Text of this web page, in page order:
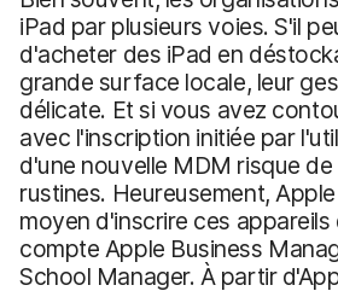
iPad par plusieurs voies. S'il
d'acheter des iPad en
grande surface locale, leur
délicate. Et si vous avez
avec l'inscription initiée par
d'une nouvelle MDM risque
rustines. Heureusement,
moyen d'inscrire ces
compte Apple Business
School Manager. À partir